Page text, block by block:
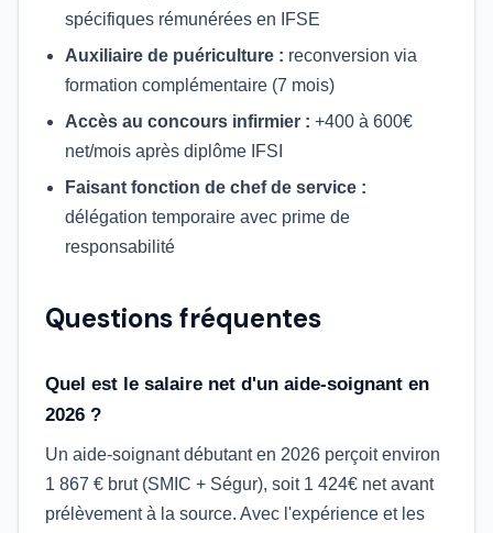
spécifiques rémunérées en IFSE
Auxiliaire de puériculture : reconversion via
formation complémentaire (7 mois)
Accès au concours infirmier : +400 à 600€
net/mois après diplôme IFSI
Faisant fonction de chef de service :
délégation temporaire avec prime de
responsabilité
Questions fréquentes
Quel est le salaire net d'un aide-soignant en
2026 ?
Un aide-soignant débutant en 2026 perçoit environ
1 867 € brut (SMIC + Ségur), soit 1 424€ net avant
prélèvement à la source. Avec l'expérience et les